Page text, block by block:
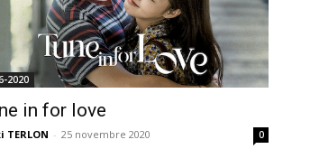
2020
in for love
TERLON - 25 novembre 2020 0